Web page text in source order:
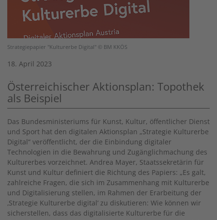
Strategiepapier "Kulturerbe Digital" © BM KKÖS
18. April 2023
Österreichischer Aktionsplan: Topothek
als Beispiel
Das Bundesministeriums für Kunst, Kultur, öffentlicher Dienst
und Sport hat den digitalen Aktionsplan „Strategie Kulturerbe
Digital“ veröffentlicht, der die Einbindung digitaler
Technologien in die Bewahrung und Zugänglichmachung des
Kulturerbes vorzeichnet. Andrea Mayer, Staatssekretärin für
Kunst und Kultur definiert die Richtung des Papiers: „Es galt,
zahlreiche Fragen, die sich im Zusammenhang mit Kulturerbe
und Digitalisierung stellen, im Rahmen der Erarbeitung der
‚Strategie Kulturerbe digital‘ zu diskutieren: Wie können wir
sicherstellen, dass das digitalisierte Kulturerbe für die